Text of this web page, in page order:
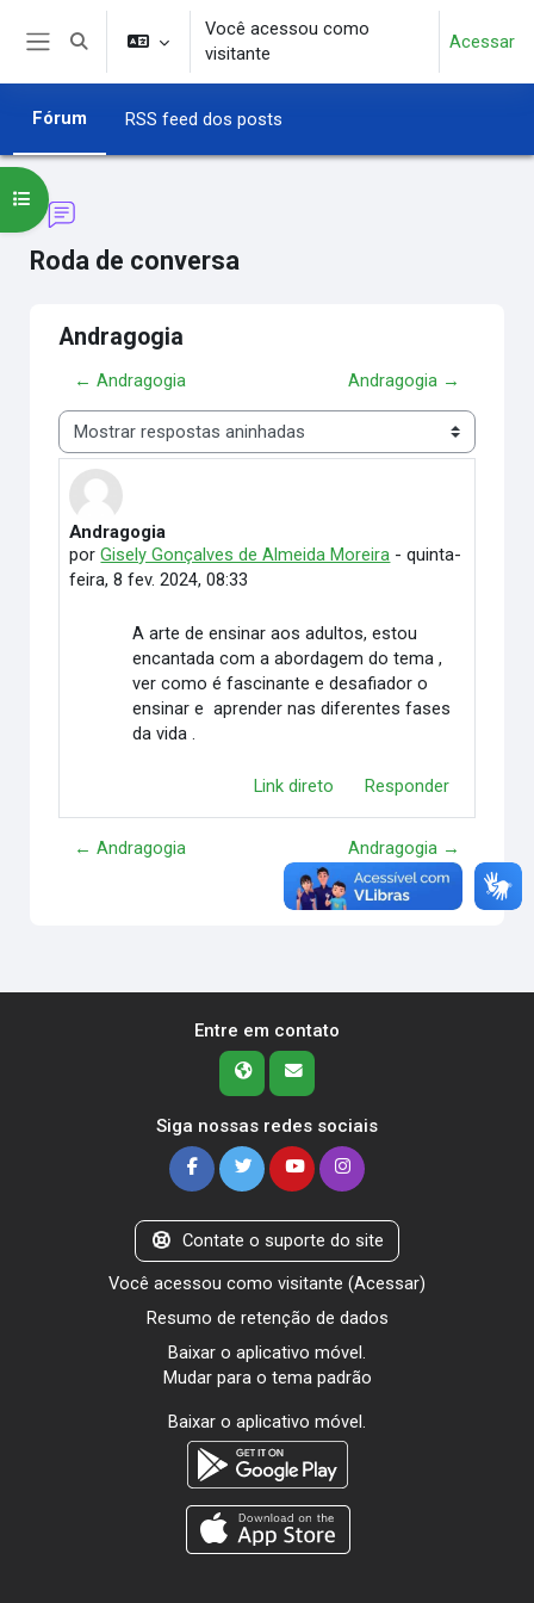
Ir para o conteúdo principal
Alternar entrada de pesquisa
Você acessou como
visitante
Acessar
Fórum RSS feed dos posts
Roda de conversa
Abrir índice do curso
Andragogia
← Andragogia Andragogia →
Modo de visualização
Andragogia
porGisely Gonçalves de Almeida Moreira -quinta-
feira, 8 fev. 2024, 08:33
Número de respostas: 0
A arte de ensinar aos adultos, estou
encantada com a abordagem do tema ,
ver como é fascinante e desafiador o
ensinar e aprender nas diferentes fases
da vida .
Link direto Responder
← Andragogia Andragogia →
Entre em contato
Siga nossas redes sociais
Contate o suporte do site
Você acessou como visitante (Acessar)
Resumo de retenção de dados
Baixar o aplicativo móvel.
Mudar para o tema padrão
Baixar o aplicativo móvel.